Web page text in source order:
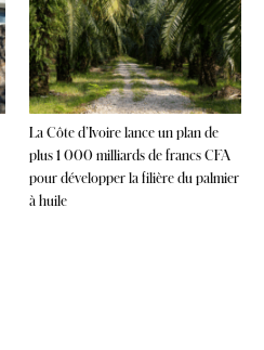
La Côte d’Ivoire lance un plan de
plus 1 000 milliards de francs CFA
pour développer la filière du palmier
à huile